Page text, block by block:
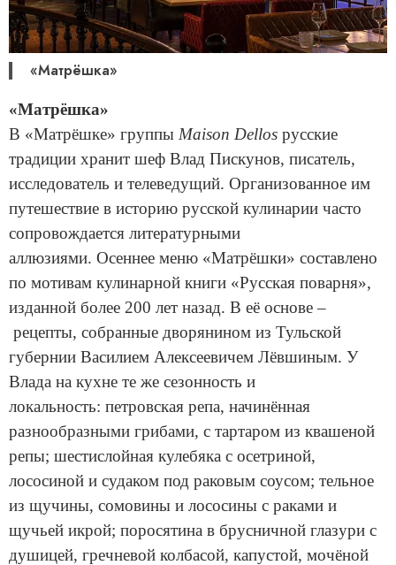
«Матрёшка»
«Матрёшка»
В «Матрёшке» группы Maison Dellos русские
традиции хранит шеф Влад Пискунов, писатель,
исследователь и телеведущий. Организованное им
путешествие в историю русской кулинарии часто
сопровождается литературными
аллюзиями. Осеннее меню «Матрёшки» составлено
по мотивам кулинарной книги «Русская поварня»,
изданной более 200 лет назад. В её основе –
рецепты, собранные дворянином из Тульской
губернии Василием Алексеевичем Лёвшиным. У
Влада на кухне те же сезонность и
локальность: петровская репа, начинённая
разнообразными грибами, с тартаром из квашеной
репы; шестислойная кулебяка с осетриной,
лососиной и судаком под раковым соусом; тельное
из щучины, сомовины и лососины с раками и
щучьей икрой; поросятина в брусничной глазури с
душицей, гречневой колбасой, капустой, мочёной